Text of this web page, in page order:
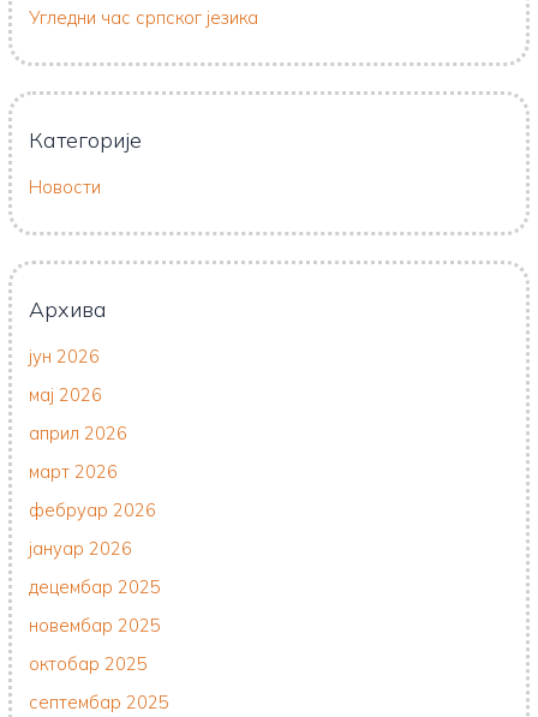
Угледни час српског језика
Категорије
Новости
Архива
јун 2026
мај 2026
април 2026
март 2026
фебруар 2026
јануар 2026
децембар 2025
новембар 2025
октобар 2025
септембар 2025